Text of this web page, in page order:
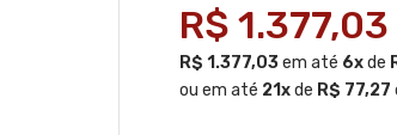
R$ 1.377,03
R$ 1.377,03em até 6xde
ou em até 21xde R$ 77,27